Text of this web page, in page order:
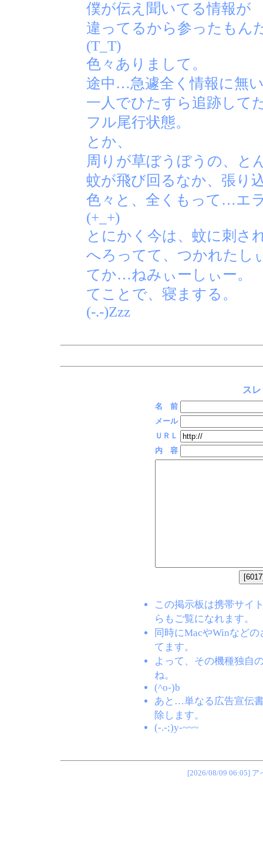
僕が伝え聞いてる情報が
違ってるから参ったもん
(T_T)
色々ありまして。
途中…急遽全く情報に無
一人でひたすら追跡して
フル尾行状態。
とか、
周りが草ぼうぼうの、と
蚊が飛び回るなか、張り
色々と、全くもって…エ
(+_+)
とにかく今は、蚊に刺さ
へろってて、つかれたし
てか…ねみぃーしぃー。
てことで、寝まする。
(-.-)Zzz
ス
名 前
メール
ＵＲＬ
内 容
この掲示板は携帯サイ
らもご覧になれます。
同時にMacやWinなど
てます。
よって、その機種独自
ね。
(^o-)b
あと…単なる広告宣伝
除します。
(-.-;)y-~~~
[2026/08/09 06:05]